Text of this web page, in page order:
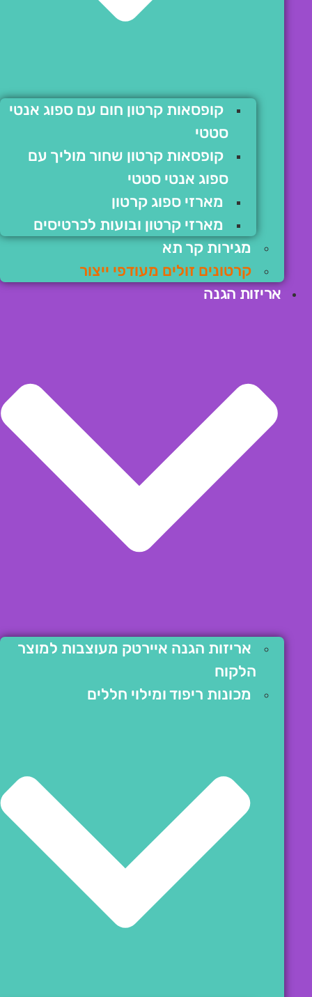
קופסאות קרטון חום עם ספוג אנטי
סטטי
קופסאות קרטון שחור מוליך עם
ספוג אנטי סטטי
מארזי ספוג קרטון
מארזי קרטון ובועות לכרטיסים
מגירות קר תא
קרטונים זולים מעודפי ייצור
אריזות הגנה
אריזות הגנה איירטק מעוצבות למוצר
הלקוח
מכונות ריפוד ומילוי חללים